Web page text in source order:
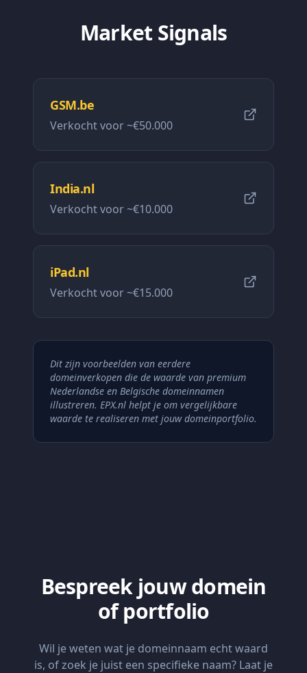
Market Signals
GSM.be
Verkocht voor~€50.000
India.nl
Verkocht voor~€10.000
iPad.nl
Verkocht voor~€15.000
Dit zijn voorbeelden van eerdere
domeinverkopen die de waarde van premium
Nederlandse en Belgische domeinnamen
illustreren. EPX.nl helpt je om vergelijkbare
waarde te realiseren met jouw domeinportfolio.
Bespreek jouw domein
of portfolio
Wil je weten wat je domeinnaam echt waard
is, of zoek je juist een specifieke naam? Laat je